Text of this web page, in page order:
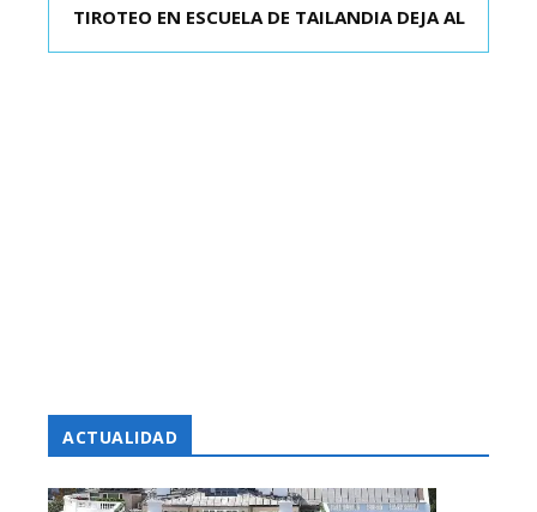
HARBOE: “LO QUE SE REQUIERE AHORA ES HACER
TIROTEO EN ESCUELA DE TAILANDIA DEJA AL
ACTUALIDAD